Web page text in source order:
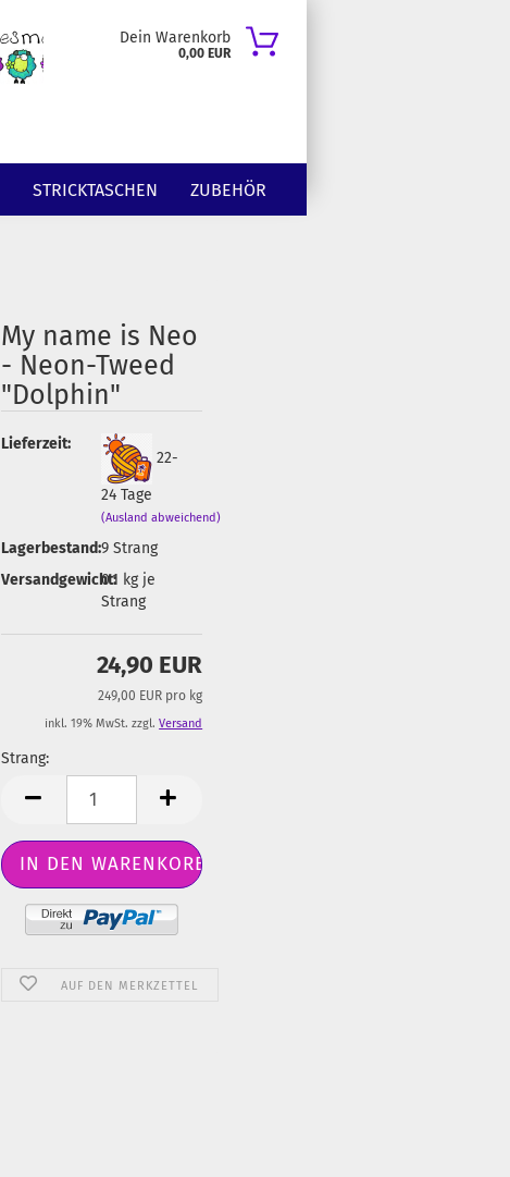
Dein Warenkorb
0,00 EUR
STRICKTASCHEN ZUBEHÖR
My name is Neo
- Neon-Tweed
"Dolphin"
Lieferzeit:
22-
24 Tage
(Ausland abweichend)
Lagerbestand:9 Strang
Versandgewicht:
0.1 kg je
Strang
24,90 EUR
249,00 EUR pro kg
inkl. 19% MwSt. zzgl.Versand
Strang:
Strang
AUF DEN MERKZETTEL